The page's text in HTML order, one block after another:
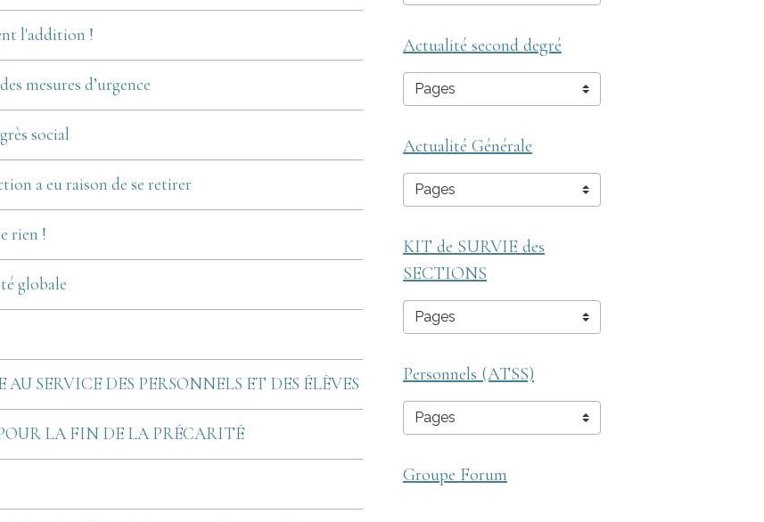
l'addition !
mesures d’urgence
social
a eu raison de se retirer
rien !
globale
SERVICE DES PERSONNELS ET DES ÉLÈVES
LA FIN DE LA PRÉCARITÉ
Actualité second degré
Actualité Générale
KIT de SURVIE des
SECTIONS
Personnels (ATSS)
Groupe Forum